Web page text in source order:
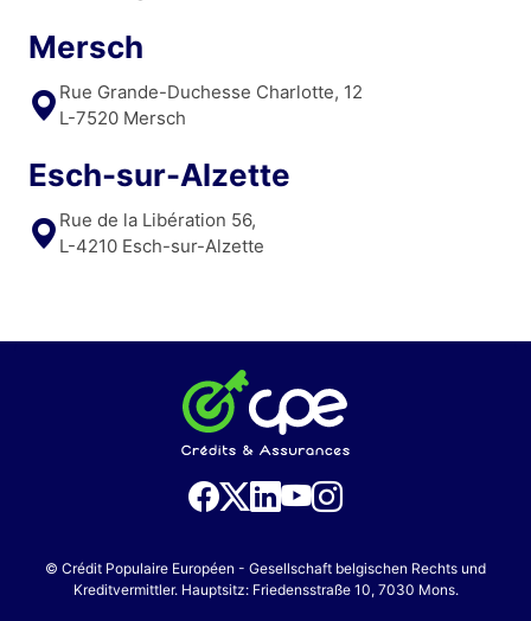
Mersch
Rue Grande-Duchesse Charlotte, 12
L-7520 Mersch
Esch-sur-Alzette
Rue de la Libération 56,
L-4210 Esch-sur-Alzette
© Crédit Populaire Européen - Gesellschaft belgischen Rechts und
Kreditvermittler. Hauptsitz: Friedensstraße 10, 7030 Mons.